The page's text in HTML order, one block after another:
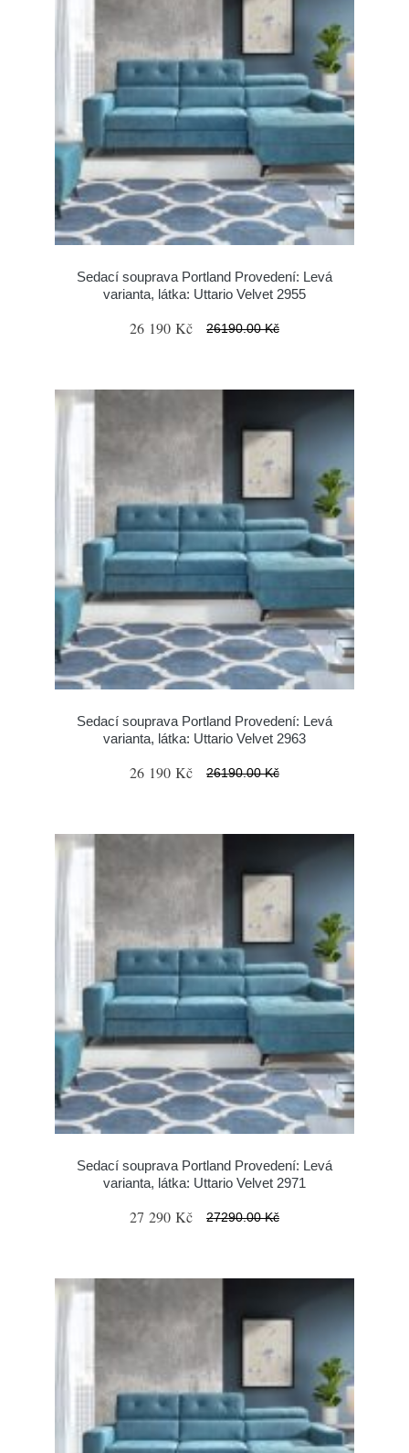
Sedací souprava Portland Provedení: Levá
varianta, látka: Uttario Velvet 2955
26 190 Kč 26190.00 Kč
Sedací souprava Portland Provedení: Levá
varianta, látka: Uttario Velvet 2963
26 190 Kč 26190.00 Kč
Sedací souprava Portland Provedení: Levá
varianta, látka: Uttario Velvet 2971
27 290 Kč 27290.00 Kč